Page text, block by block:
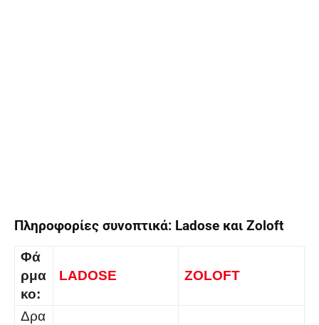
Πληροφορίες συνοπτικά: Ladose και Zoloft
Φά
ρμα
κο:
LADOSE ZOLOFT
Δρα